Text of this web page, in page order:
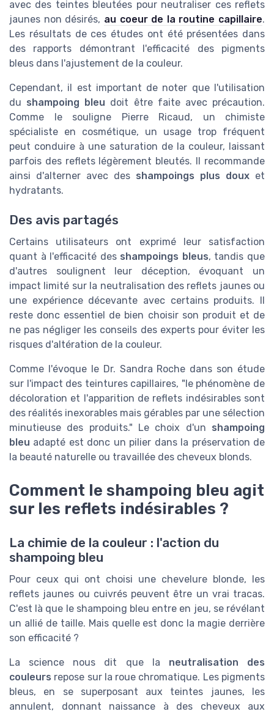
avec des teintes bleutées pour neutraliser ces reflets
jaunes non désirés, au coeur de la routine capillaire.
Les résultats de ces études ont été présentées dans
des rapports démontrant l'efficacité des pigments
bleus dans l'ajustement de la couleur.
Cependant, il est important de noter que l'utilisation
du shampoing bleu doit être faite avec précaution.
Comme le souligne Pierre Ricaud, un chimiste
spécialiste en cosmétique, un usage trop fréquent
peut conduire à une saturation de la couleur, laissant
parfois des reflets légèrement bleutés. Il recommande
ainsi d'alterner avec des shampoings plus doux et
hydratants.
Des avis partagés
Certains utilisateurs ont exprimé leur satisfaction
quant à l'efficacité des shampoings bleus, tandis que
d'autres soulignent leur déception, évoquant un
impact limité sur la neutralisation des reflets jaunes ou
une expérience décevante avec certains produits. Il
reste donc essentiel de bien choisir son produit et de
ne pas négliger les conseils des experts pour éviter les
risques d'altération de la couleur.
Comme l'évoque le Dr. Sandra Roche dans son étude
sur l'impact des teintures capillaires, "le phénomène de
décoloration et l'apparition de reflets indésirables sont
des réalités inexorables mais gérables par une sélection
minutieuse des produits." Le choix d'un shampoing
bleu adapté est donc un pilier dans la préservation de
la beauté naturelle ou travaillée des cheveux blonds.
Comment le shampoing bleu agit
sur les reflets indésirables ?
La chimie de la couleur : l'action du
shampoing bleu
Pour ceux qui ont choisi une chevelure blonde, les
reflets jaunes ou cuivrés peuvent être un vrai tracas.
C'est là que le shampoing bleu entre en jeu, se révélant
un allié de taille. Mais quelle est donc la magie derrière
son efficacité ?
La science nous dit que la neutralisation des
couleurs repose sur la roue chromatique. Les pigments
bleus, en se superposant aux teintes jaunes, les
annulent, donnant naissance à des cheveux aux